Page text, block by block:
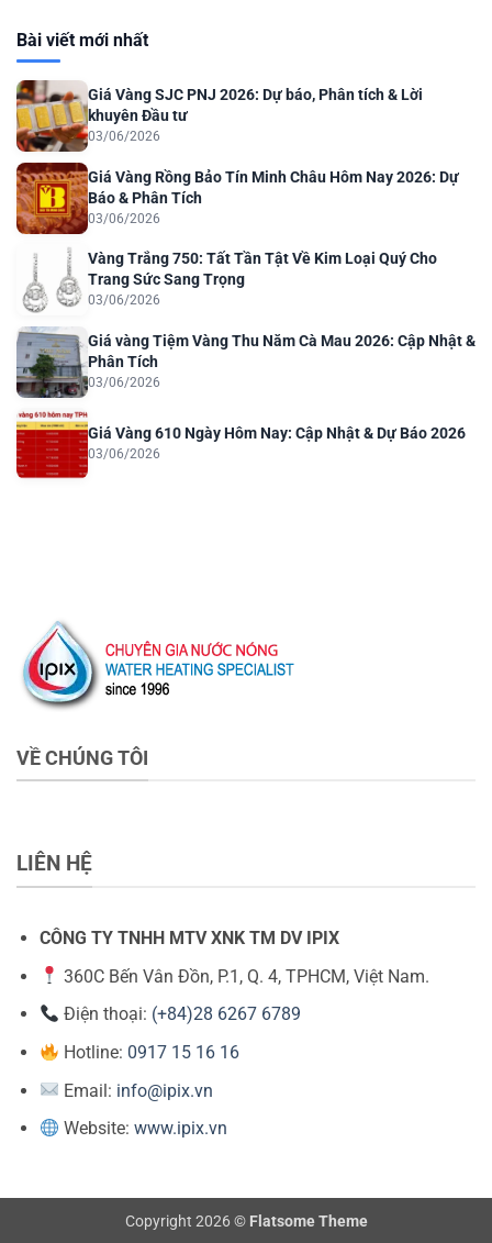
Bài viết mới nhất
Giá Vàng SJC PNJ 2026: Dự báo, Phân tích & Lời
khuyên Đầu tư
03/06/2026
Giá Vàng Rồng Bảo Tín Minh Châu Hôm Nay 2026: Dự
Báo & Phân Tích
03/06/2026
Vàng Trắng 750: Tất Tần Tật Về Kim Loại Quý Cho
Trang Sức Sang Trọng
03/06/2026
Giá vàng Tiệm Vàng Thu Năm Cà Mau 2026: Cập Nhật &
Phân Tích
03/06/2026
Giá Vàng 610 Ngày Hôm Nay: Cập Nhật & Dự Báo 2026
03/06/2026
VỀ CHÚNG TÔI
LIÊN HỆ
CÔNG TY TNHH MTV XNK TM DV IPIX
360C Bến Vân Đồn, P.1, Q. 4, TPHCM, Việt Nam.
Điện thoại: (+84)28 6267 6789
Hotline: 0917 15 16 16
Email: info@ipix.vn
Website:www.ipix.vn
Copyright 2026 © Flatsome Theme